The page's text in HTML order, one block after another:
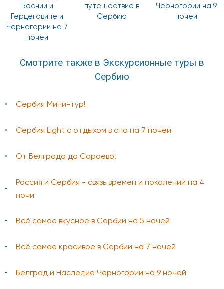
Боснии и
Герцеговине и
Черногории на 7
ночей
путешествие в
Сербию
Черногории на 9
ночей
Смотрите также в Экскурсионные туры в
Сербию
Сербия Мини-тур!
Сербия Light с отдыхом в спа на 7 ночей
От Белграда до Сараево!
Россия и Сербия - связь времён и поколений на 4
ночи
Всё самое вкусное в Сербии на 5 ночей
Всё самое красивое в Сербии на 7 ночей
Белград и Наследие Черногории на 9 ночей